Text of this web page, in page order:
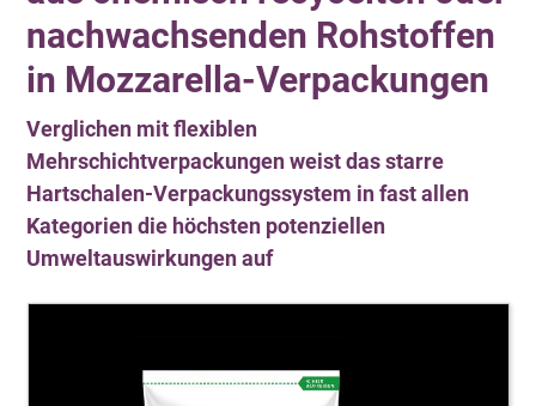
nach­wachsenden Roh­stoffen
in Mozzarella-Ver­pack­ungen
Verglichen mit flexiblen
Mehrschichtverpackungen weist das starre
Hartschalen-Verpackungssystem in fast allen
Kategorien die höchsten potenziellen
Umweltauswirkungen auf